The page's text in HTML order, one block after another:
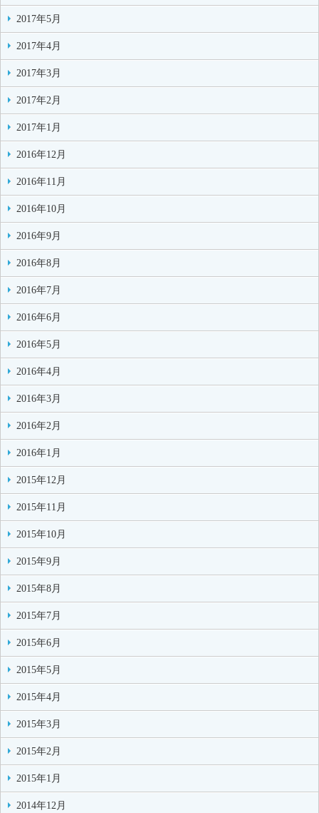
2017年5月
2017年4月
2017年3月
2017年2月
2017年1月
2016年12月
2016年11月
2016年10月
2016年9月
2016年8月
2016年7月
2016年6月
2016年5月
2016年4月
2016年3月
2016年2月
2016年1月
2015年12月
2015年11月
2015年10月
2015年9月
2015年8月
2015年7月
2015年6月
2015年5月
2015年4月
2015年3月
2015年2月
2015年1月
2014年12月